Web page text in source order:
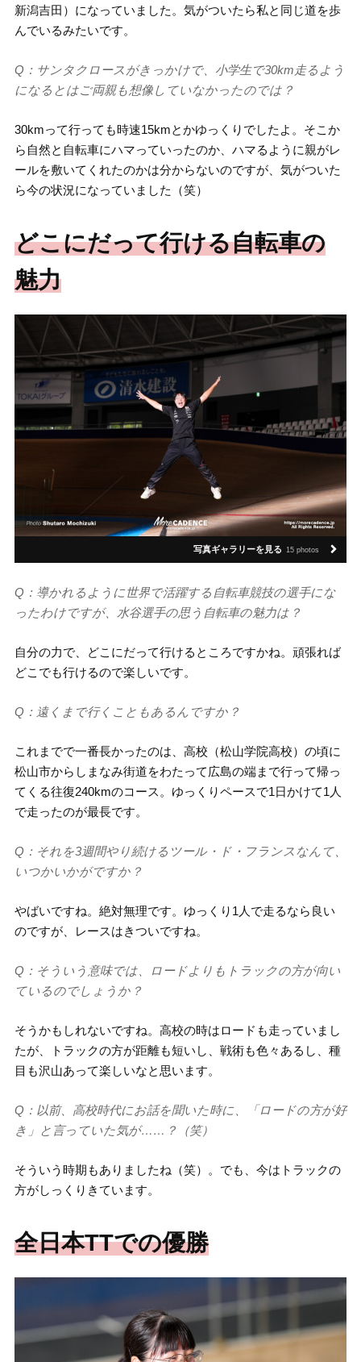
新潟吉田）になっていました。気がついたら私と同じ道を歩
んでいるみたいです。
Q：サンタクロースがきっかけで、小学生で30km走るよう
になるとはご両親も想像していなかったのでは？
30kmって行っても時速15kmとかゆっくりでしたよ。そこか
ら自然と自転車にハマっていったのか、ハマるように親がレ
ールを敷いてくれたのかは分からないのですが、気がついた
ら今の状況になっていました（笑）
どこにだって行ける自転車の
魅力
写真ギャラリーを見る 15 photos
Q：導かれるように世界で活躍する自転車競技の選手にな
ったわけですが、水谷選手の思う自転車の魅力は？
自分の力で、どこにだって行けるところですかね。頑張れば
どこでも行けるので楽しいです。
Q：遠くまで行くこともあるんですか？
これまでで一番長かったのは、高校（松山学院高校）の頃に
松山市からしまなみ街道をわたって広島の端まで行って帰っ
てくる往復240kmのコース。ゆっくりペースで1日かけて1人
で走ったのが最長です。
Q：それを3週間やり続けるツール・ド・フランスなんて、
いつかいかがですか？
やばいですね。絶対無理です。ゆっくり1人で走るなら良い
のですが、レースはきついですね。
Q：そういう意味では、ロードよりもトラックの方が向い
ているのでしょうか？
そうかもしれないですね。高校の時はロードも走っていまし
たが、トラックの方が距離も短いし、戦術も色々あるし、種
目も沢山あって楽しいなと思います。
Q：以前、高校時代にお話を聞いた時に、「ロードの方が好
き」と言っていた気が……？（笑）
そういう時期もありましたね（笑）。でも、今はトラックの
方がしっくりきています。
全日本TTでの優勝